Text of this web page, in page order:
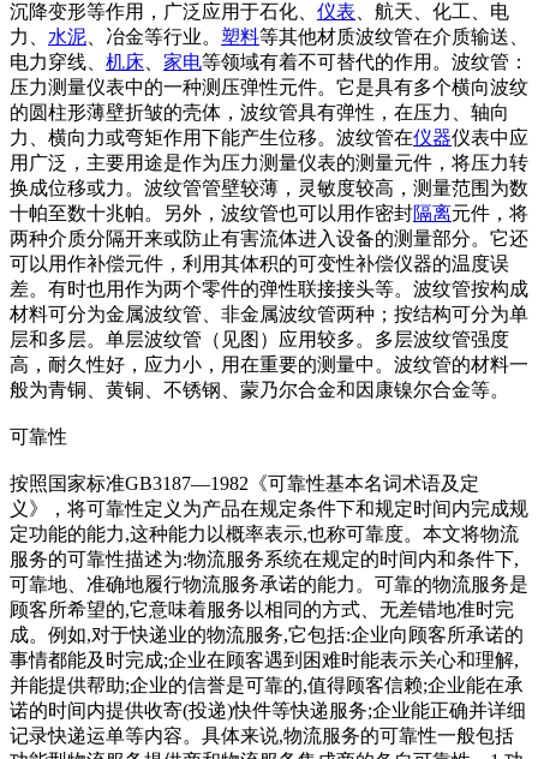
沉降变形等作用，广泛应用于石化、 仪表 、航天、化工、电
力、 水泥 、冶金等行业。 塑料等其他材质波纹管在介质输送、
电力穿线、 机床 家电等领域有着不可替代的作用。波纹管：
压力测量仪表中的一种测压弹性元件。它是具有多个横向波纹
的圆柱形薄壁折皱的壳体，波纹管具有弹性，在压力、轴向
力、横向力或弯矩作用下能产生位移。波纹管在仪器仪表中应
用广泛，主要用途是作为压力测量仪表的测量元件，将压力转
换成位移或力。波纹管管壁较薄，灵敏度较高，测量范围为数
十帕至数十兆帕。另外，波纹管也可以用作密封隔离元件，将
两种介质分隔开来或防止有害流体进入设备的测量部分。它还
可以用作补偿元件，利用其体积的可变性补偿仪器的温度误
差。有时也用作为两个零件的弹性联接接头等。波纹管按构成
材料可分为金属波纹管、非金属波纹管两种；按结构可分为单
层和多层。单层波纹管（见图）应用较多。多层波纹管强度
高，耐久性好，应力小，用在重要的测量中。波纹管的材料一
般为青铜、黄铜、不锈钢、蒙乃尔合金和因康镍尔合金等。
可靠性
按照国家标准GB3187―1982《可靠性基本名词术语及定
义》，将可靠性定义为产品在规定条件下和规定时间内完成规
定功能的能力,这种能力以概率表示,也称可靠度。本文将物流
服务的可靠性描述为:物流服务系统在规定的时间内和条件下,
可靠地、准确地履行物流服务承诺的能力。可靠的物流服务是
顾客所希望的,它意味着服务以相同的方式、无差错地准时完
成。例如,对于快递业的物流服务,它包括:企业向顾客所承诺的
事情都能及时完成;企业在顾客遇到困难时能表示关心和理解,
并能提供帮助;企业的信誉是可靠的,值得顾客信赖;企业能在承
诺的时间内提供收寄(投递)快件等快递服务;企业能正确并详细
记录快递运单等内容。具体来说,物流服务的可靠性一般包括